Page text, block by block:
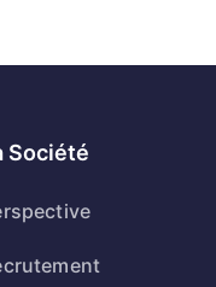
Société